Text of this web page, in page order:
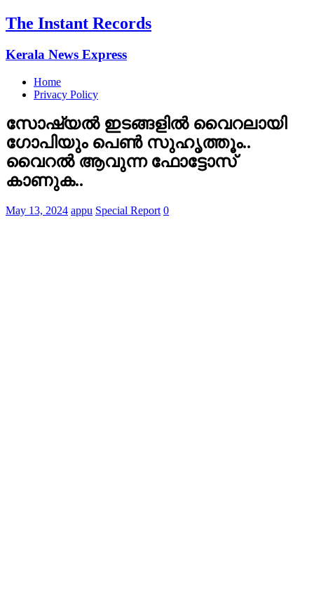
The Instant Records
Kerala News Express
Home
Privacy Policy
സോഷ്യൽ ഇടങ്ങളിൽ വൈറലായി
ഗോപിയും പെൺ സുഹൃത്തൂം..
വൈറൽ ആവുന്ന ഫോട്ടോസ്
കാണുക..
May 13, 2024 appu Special Report 0